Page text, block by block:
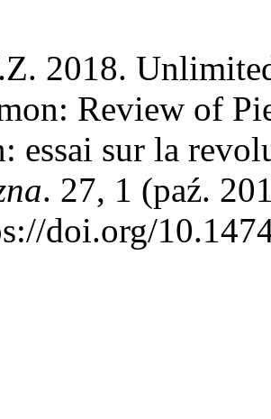
2018.
Review of
essai sur la
. 27, 1 (paź.
doi.org/